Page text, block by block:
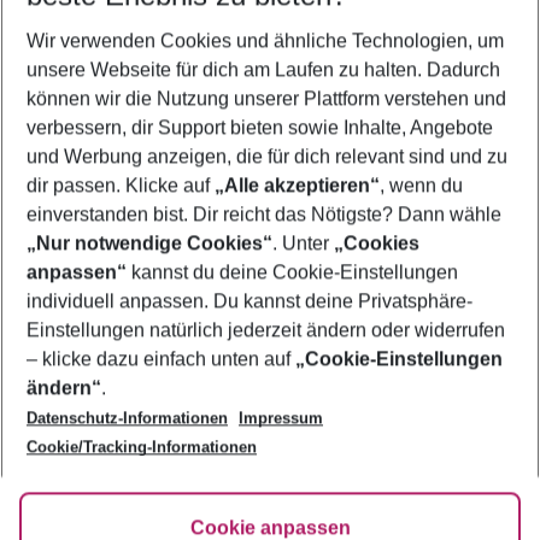
2 Erwachsene Keine Kinder
Mehr Filter anzeigen
Footer
Footer navigation
Über uns
AGB
Bestpreisgarantie
Cookie-Einstellungen ändern
Cookie-Richtlinie
Agenturbetreuung
Barrierefreies Reisen
FAQ
HanseMerkur Reiseversicherung
Folge uns
Wir verwenden Cookies und ähnliche Technologien, um
unsere Webseite für dich am Laufen zu halten. Dadurch
können wir die Nutzung unserer Plattform verstehen und
verbessern, dir Support bieten sowie Inhalte, Angebote
und Werbung anzeigen, die für dich relevant sind und zu
dir passen. Klicke auf „Alle akzeptieren“, wenn du
einverstanden bist. Dir reicht das Nötigste? Dann wähle
„Nur notwendige Cookies“. Unter „Cookies
anpassen“ kannst du deine Cookie-Einstellungen
individuell anpassen. Du kannst deine Privatsphäre-
Einstellungen natürlich jederzeit ändern oder widerrufen
– klicke dazu einfach unten auf „Cookie-Einstellungen
ändern“.
Datenschutz-Informationen
Impressum
Cookie/Tracking-Informationen
Cookie anpassen